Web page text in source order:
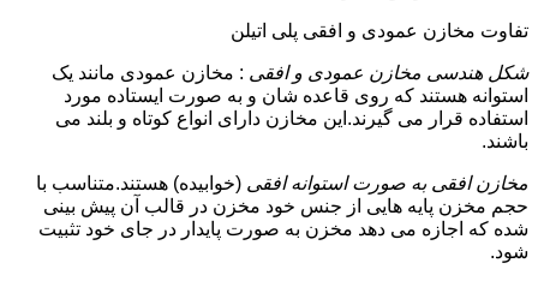
تفاوت مخازن عمودی و افقی پلی اتیلن
شکل هندسی مخازن عمودی و افقی : مخازن عمودی مانند یک
استوانه هستند که روی قاعده شان و به صورت ایستاده مورد
استفاده قرار می گیرند.این مخازن دارای انواع کوتاه و بلند می
باشند.
مخازن افقی به صورت استوانه افقی (خوابیده) هستند.متناسب با
حجم مخزن پایه هایی از جنس خود مخزن در قالب آن پیش بینی
شده که اجازه می دهد مخزن به صورت پایدار در جای خود تثبیت
شود.